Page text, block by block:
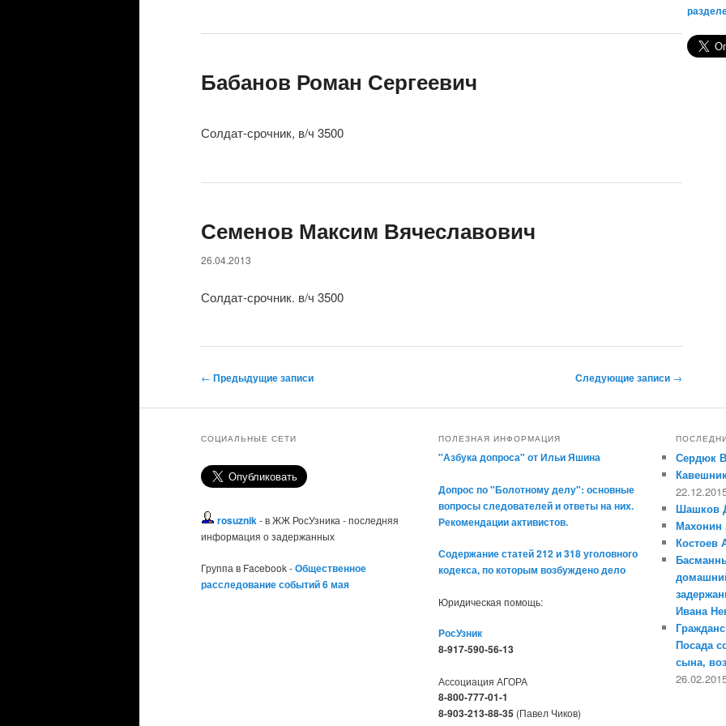
Бабанов Роман Сергеевич
Солдат-срочник, в/ч 3500
Семенов Максим Вячеславович
26.04.2013
Солдат-срочник. в/ч 3500
Навигация по записям
← Предыдущие записи Следующие записи →
СОЦИАЛЬНЫЕ СЕТИ
rosuznik- в ЖЖ РосУзника - последняя
информация о задержанных
Группа в Facebook -Общественное
расследование событий 6 мая
ПОЛЕЗНАЯ ИНФОРМАЦИЯ
"Азбука допроса" от Ильи Яшина
Допрос по "Болотному делу": основные
вопросы следователей и ответы на них.
Рекомендации активистов.
Содержание статей 212 и 318 уголовного
кодекса, по которым возбуждено дело
Юридическая помощь:
РосУзник
8-917-590-56-13
Ассоциация АГОРА
8-800-777-01-1
8-903-213-88-35 (Павел Чиков)
Сердюк
Шашков
Махонин
Костоев
Ивана
Посада
сына,